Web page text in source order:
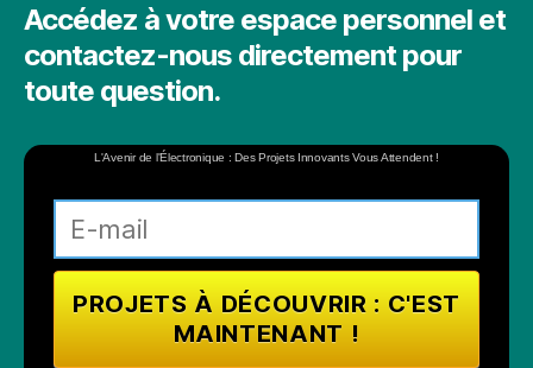
Accédez à votre espace personnel et
contactez-nous directement pour
toute question.
L'Avenir de l'Électronique : Des Projets Innovants Vous Attendent !